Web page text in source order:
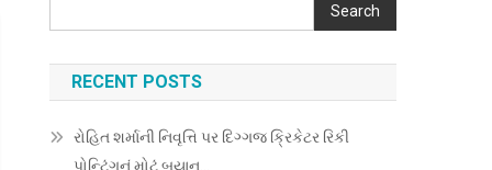
Search
RECENT POSTS
રોહિત શર્માની નિવૃત્તિ પર દિગ્ગજ ક્રિકેટર રિકી
પોન્ટિંગનું મોટું બયાન…